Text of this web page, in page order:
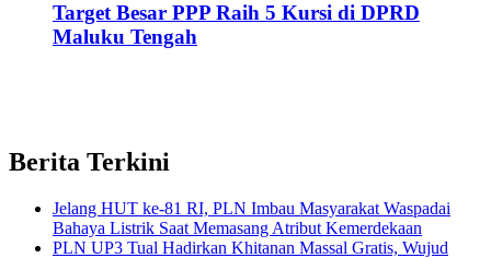
Target Besar PPP Raih 5 Kursi di DPRD
Maluku Tengah
Berita Terkini
Jelang HUT ke-81 RI, PLN Imbau Masyarakat Waspadai
Bahaya Listrik Saat Memasang Atribut Kemerdekaan
PLN UP3 Tual Hadirkan Khitanan Massal Gratis, Wujud